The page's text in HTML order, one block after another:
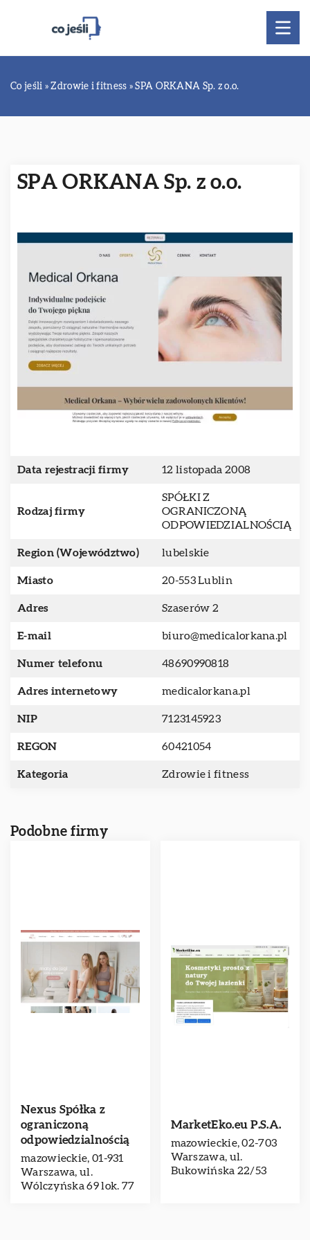
Co jeśli »Zdrowie i fitness »SPA ORKANA Sp. z o.o.
SPA ORKANA Sp. z o.o.
Data rejestracji firmy 12 listopada 2008
Rodzaj firmy
SPÓŁKI Z
OGRANICZONĄ
ODPOWIEDZIALNOŚCIĄ
Region (Województwo) lubelskie
Miasto 20-553 Lublin
Adres Szaserów 2
E-mail biuro@medicalorkana.pl
Numer telefonu 48690990818
Adres internetowy medicalorkana.pl
NIP 7123145923
REGON 60421054
Kategoria Zdrowie i fitness
Podobne firmy
Nexus Spółka z
ograniczoną
odpowiedzialnością
mazowieckie, 01-931
Warszawa, ul.
Wólczyńska 69 lok. 77
MarketEko.eu P.S.A.
mazowieckie, 02-703
Warszawa, ul.
Bukowińska 22/53